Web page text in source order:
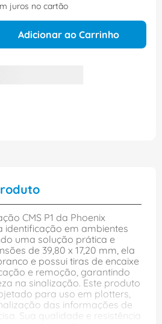
juros no cartão
Adicionar ao Carrinho
CMS P1 da Phoenix
identificação em ambientes
uma solução prática e
de 39,80 x 17,20 mm, ela
e possui tiras de encaixe
e remoção, garantindo
na sinalização. Este produto
para uso em plotters,
das informações de
Sua qualidade e resistência